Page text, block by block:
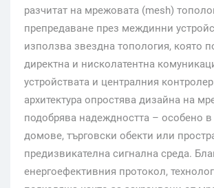
разчитат на мрежовата (mesh)
препредаване през междинни
използва звездна топология, която
директна и нисколатентна
устройствата и централния
архитектура опростява дизайна на
подобрява надеждността – особено
домове, търговски обекти или
предизвикателна сигнална среда.
енергоефективния протокол,